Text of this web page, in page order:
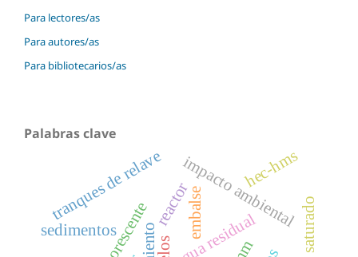
Para lectores/as
Para autores/as
Para bibliotecarios/as
Palabras clave
sedimentos
reactor
agua residual
impacto ambiental
tranques de relave embalse
hec-hms